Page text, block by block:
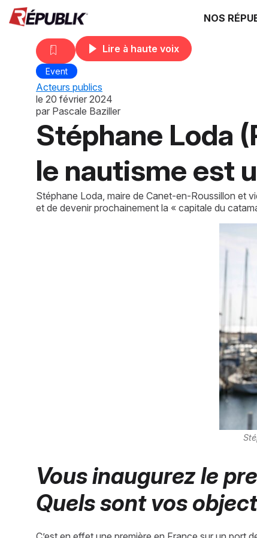
NOS
Lire à haute voix
Event
Acteurs publics
le 20 février 2024
par Pascale Baziller
Stéphane Loda
le nautisme est
Stéphane Loda, maire de Canet-en-Roussillon et
et de devenir prochainement la « capitale du
Vous inaugurez le
Quels sont vos